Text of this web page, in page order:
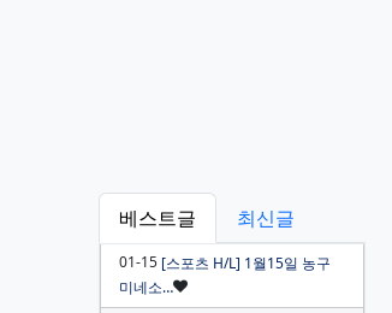
베스트글 최신글
01-15 [스포츠 H/L] 1월15일 농구
미네소…
인기글